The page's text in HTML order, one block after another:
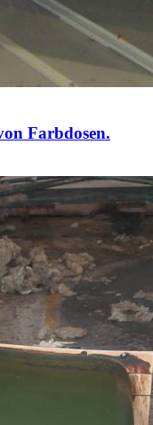
Farbdosen.